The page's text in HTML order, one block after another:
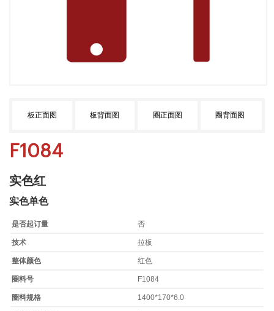
板正面图 板背面图 圈正面图 圈背面图
F1084
实色红
实色单色
是否起订量 否
技术 拉板
整体颜色 红色
圈料号 F1084
圈料规格 1400*170*6.0